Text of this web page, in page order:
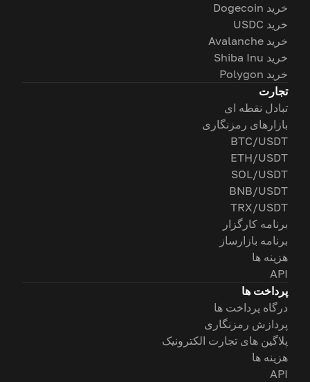
خرید Dogecoin
خرید USDC
خرید Avalanche
خرید Shiba Inu
خرید Polygon
تجارت
تبادل نقطه ای
بازارهای رمزنگاری
BTC/USDT
ETH/USDT
SOL/USDT
BNB/USDT
TRX/USDT
برنامه کارگزار
برنامه بازارساز
هزینه ها
API
پرداخت ها
درگاه پرداخت ها
پردازش رمزنگاری
پلاگین های تجارت الکترونیک
هزینه ها
API